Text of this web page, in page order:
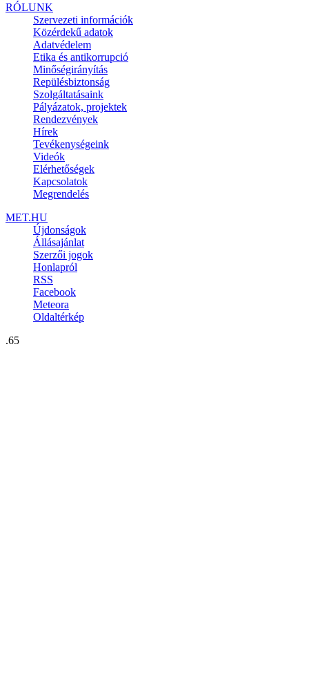
RÓLUNK
Szervezeti információk
Közérdekű adatok
Adatvédelem
Etika és antikorrupció
Minőségirányítás
Repülésbiztonság
Szolgáltatásaink
Pályázatok, projektek
Rendezvények
Hírek
Tevékenységeink
Videók
Elérhetőségek
Kapcsolatok
Megrendelés
MET.HU
Újdonságok
Állásajánlat
Szerzői jogok
Honlapról
RSS
Facebook
Meteora
Oldaltérkép
.65